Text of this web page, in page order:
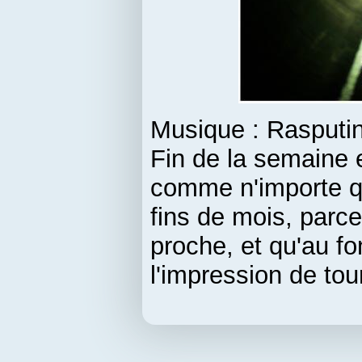
Musique :
Fin de la semaine
comme n'importe
fins de mois,
proche, et qu'au
l'impression de